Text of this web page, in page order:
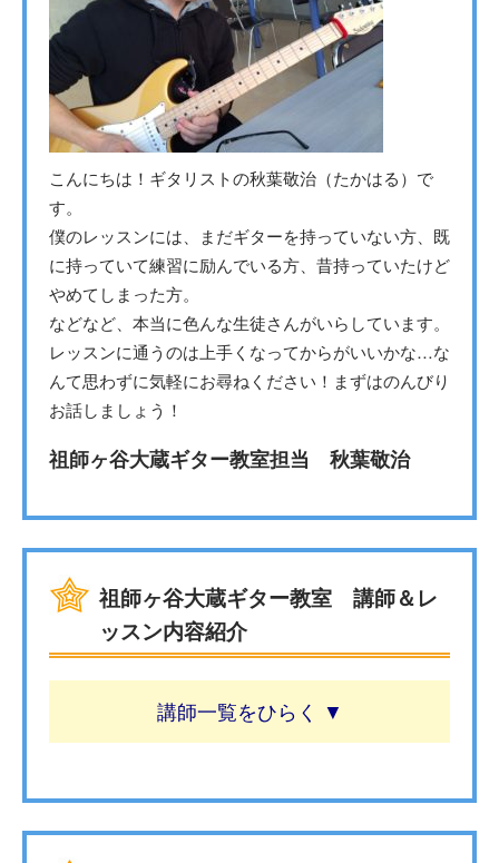
こんにちは！ギタリストの秋葉敬治（たかはる）で
す。
僕のレッスンには、まだギターを持っていない方、既
に持っていて練習に励んでいる方、昔持っていたけど
やめてしまった方。
などなど、本当に色んな生徒さんがいらしています。
レッスンに通うのは上手くなってからがいいかな…な
んて思わずに気軽にお尋ねください！まずはのんびり
お話しましょう！
祖師ヶ谷大蔵ギター教室担当 秋葉敬治
祖師ヶ谷大蔵ギター教室 講師＆レ
ッスン内容紹介
講師一覧